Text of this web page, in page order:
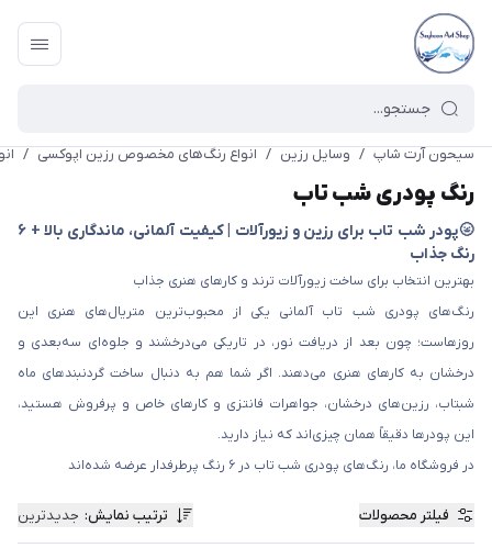
سیحون آرت شاپ / وسایل رزین / انواع رنگ‌های مخصوص رزین اپوکسی /
رنگ پودری شب تاب
🌝پودر شب تاب برای رزین و زیورآلات | کیفیت آلمانی، ماندگاری بالا + ۶
رنگ جذاب
بهترین انتخاب برای ساخت زیورآلات ترند و کارهای هنری جذاب
رنگ‌های پودری شب تاب آلمانی یکی از محبوب‌ترین متریال‌های هنری این
روزهاست؛ چون بعد از دریافت نور، در تاریکی می‌درخشند و جلوه‌ای سه‌بعدی و
درخشان به کارهای هنری می‌دهند. اگر شما هم به دنبال ساخت گردنبندهای ماه
شبتاب، رزین‌های درخشان، جواهرات فانتزی و کارهای خاص و پرفروش هستید،
این پودرها دقیقاً همان چیزی‌اند که نیاز دارید.
در فروشگاه ما، رنگ‌های پودری شب تاب در ۶ رنگ پرطرفدار عرضه شده‌اند
فیلتر محصولات ترتیب نمایش: جدیدترین